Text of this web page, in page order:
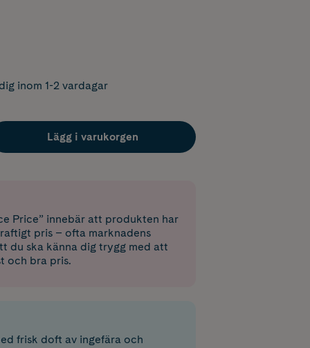
inom 1-2 vardagar
Lägg i varukorgen
Price” innebär att produkten har
pris – ofta marknadens
du ska känna dig trygg med att
och bra pris.
frisk doft av ingefära och